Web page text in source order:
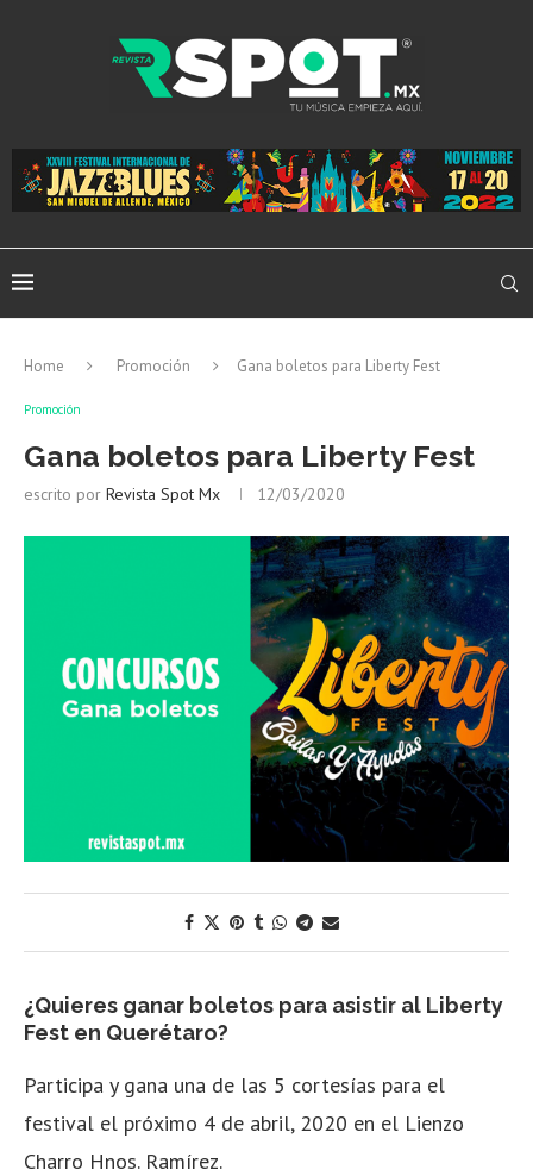
Home Promoción Gana boletos para Liberty Fest
Promoción
Gana boletos para Liberty Fest
escrito por Revista Spot Mx 12/03/2020
¿Quieres ganar boletos para asistir al Liberty
Fest en Querétaro?
Participa y gana una de las 5 cortesías para el
festival el próximo 4 de abril, 2020 en el Lienzo
Charro Hnos. Ramírez.